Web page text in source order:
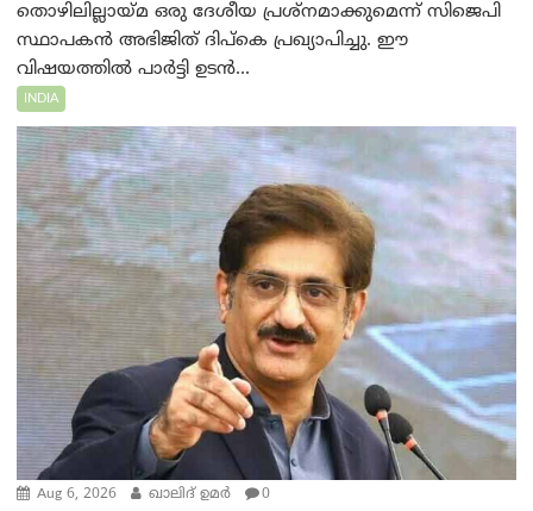
തൊഴിലില്ലായ്മ ഒരു ദേശീയ പ്രശ്നമാക്കുമെന്ന് സിജെപി
സ്ഥാപകൻ അഭിജിത് ദിപ്കെ പ്രഖ്യാപിച്ചു. ഈ
വിഷയത്തിൽ പാർട്ടി ഉടൻ...
INDIA
Aug 6, 2026 ഖാലിദ് ഉമര്‍ 0